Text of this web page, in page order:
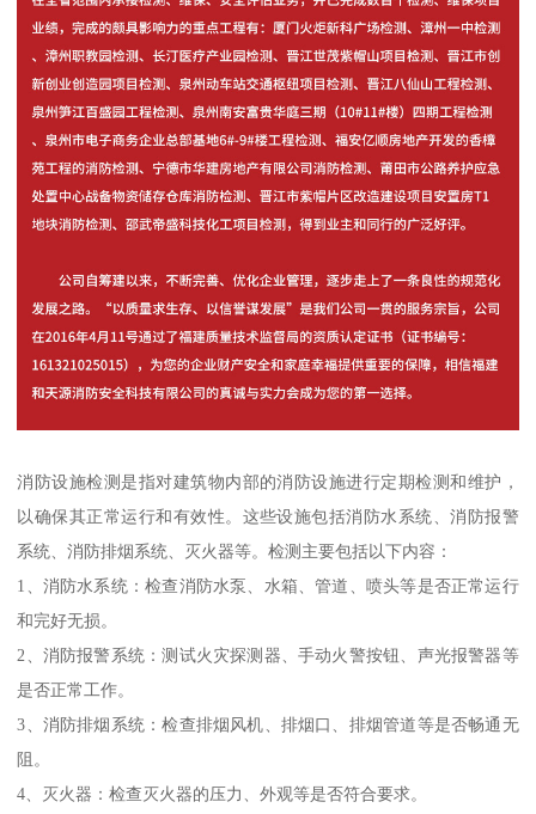
消防设施检测是指对建筑物内部的消防设施进行定期检测和维护，
以确保其正常运行和有效性。这些设施包括消防水系统、消防报警
系统、消防排烟系统、灭火器等。检测主要包括以下内容：
1、消防水系统：检查消防水泵、水箱、管道、喷头等是否正常运行
和完好无损。
2、消防报警系统：测试火灾探测器、手动火警按钮、声光报警器等
是否正常工作。
3、消防排烟系统：检查排烟风机、排烟口、排烟管道等是否畅通无
阻。
4、灭火器：检查灭火器的压力、外观等是否符合要求。